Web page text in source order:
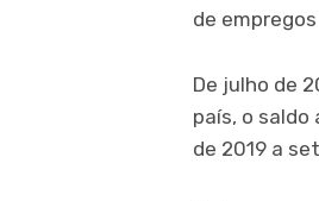
de
De julho de
país, o saldo
de 2019 a